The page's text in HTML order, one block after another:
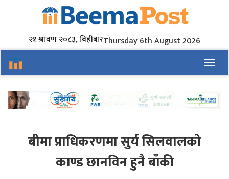
२१ श्रावण २०८३, बिहीबारThursday 6th August 2026
बीमा प्राधिकरणमा सुर्य सिलवालको
काण्ड छानविन हुनै बाँकी